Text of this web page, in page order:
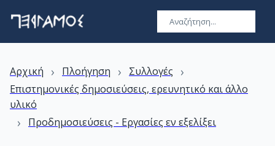
Αρχική › Πλοήγηση › Συλλογές ›
Επιστημονικές δημοσιεύσεις, ερευνητικό και άλλο
υλικό
› Προδημοσιεύσεις - Εργασίες εν εξελίξει